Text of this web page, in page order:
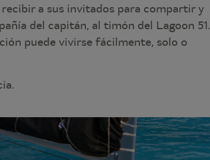
a sus invitados para compartir y
del capitán, al timón del Lagoon 51.
puede vivirse fácilmente, solo o